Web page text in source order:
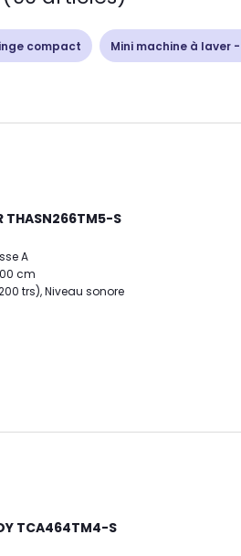
compact Mini machine à laver
THASN266TM5-S
A
cm
trs), Niveau sonore
TCA464TM4-S